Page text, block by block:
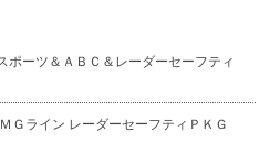
ポーツ＆ＡＢＣ＆レーダーセーフティ
Ｇライン レーダーセーフティＰＫＧ